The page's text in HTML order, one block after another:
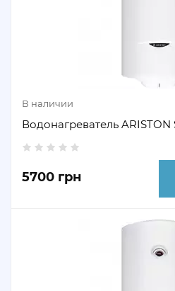
В наличии
Водонагреватель ARISTON
5700 грн